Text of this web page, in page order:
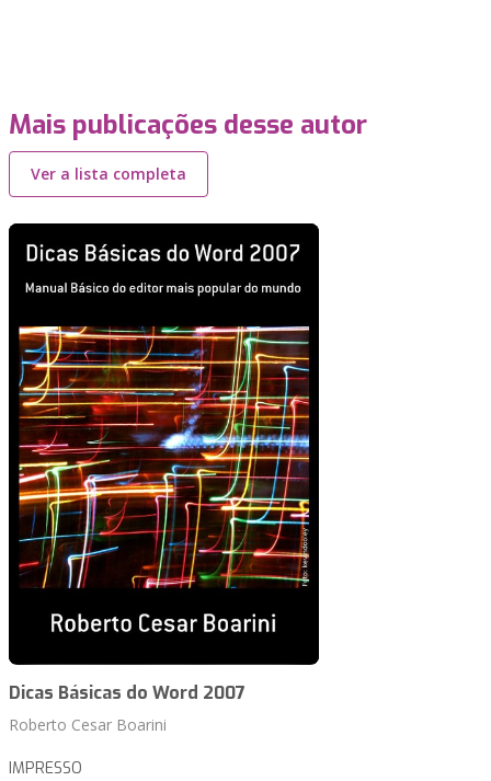
Mais publicações desse autor
Ver a lista completa
Dicas Básicas do Word 2007
Roberto Cesar Boarini
IMPRESSO